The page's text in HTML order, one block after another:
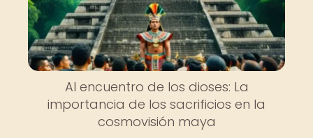
Al encuentro de los dioses: La
importancia de los sacrificios en la
cosmovisión maya